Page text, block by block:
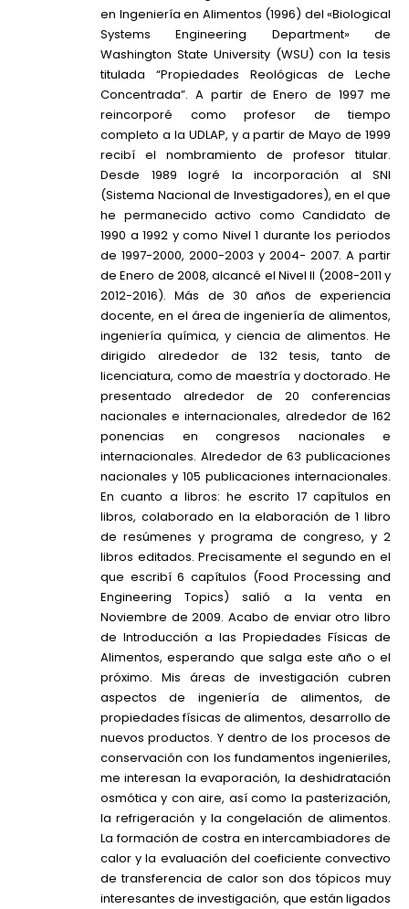
en Ingeniería en Alimentos (1996) del «Biological
Systems Engineering Department» de
Washington State University (WSU) con la tesis
titulada “Propiedades Reológicas de Leche
Concentrada”. A partir de Enero de 1997 me
reincorporé como profesor de tiempo
completo a la UDLAP, y a partir de Mayo de 1999
recibí el nombramiento de profesor titular.
Desde 1989 logré la incorporación al SNI
(Sistema Nacional de Investigadores), en el que
he permanecido activo como Candidato de
1990 a 1992 y como Nivel 1 durante los periodos
de 1997-2000, 2000-2003 y 2004- 2007. A partir
de Enero de 2008, alcancé el Nivel II (2008-2011 y
2012-2016). Más de 30 años de experiencia
docente, en el área de ingeniería de alimentos,
ingeniería química, y ciencia de alimentos. He
dirigido alrededor de 132 tesis, tanto de
licenciatura, como de maestría y doctorado. He
presentado alrededor de 20 conferencias
nacionales e internacionales, alrededor de 162
ponencias en congresos nacionales e
internacionales. Alrededor de 63 publicaciones
nacionales y 105 publicaciones internacionales.
En cuanto a libros: he escrito 17 capítulos en
libros, colaborado en la elaboración de 1 libro
de resúmenes y programa de congreso, y 2
libros editados. Precisamente el segundo en el
que escribí 6 capítulos (Food Processing and
Engineering Topics) salió a la venta en
Noviembre de 2009. Acabo de enviar otro libro
de Introducción a las Propiedades Físicas de
Alimentos, esperando que salga este año o el
próximo. Mis áreas de investigación cubren
aspectos de ingeniería de alimentos, de
propiedades físicas de alimentos, desarrollo de
nuevos productos. Y dentro de los procesos de
conservación con los fundamentos ingenieriles,
me interesan la evaporación, la deshidratación
osmótica y con aire, así como la pasterización,
la refrigeración y la congelación de alimentos.
La formación de costra en intercambiadores de
calor y la evaluación del coeficiente convectivo
de transferencia de calor son dos tópicos muy
interesantes de investigación, que están ligados